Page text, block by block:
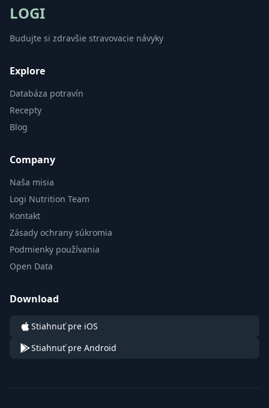
LOGI
Budujte si zdravšie stravovacie návyky
Explore
Databáza potravín
Recepty
Blog
Company
Naša misia
Logi Nutrition Team
Kontakt
Zásady ochrany súkromia
Podmienky používania
Open Data
Download
Stiahnuť pre iOS
Stiahnuť pre Android